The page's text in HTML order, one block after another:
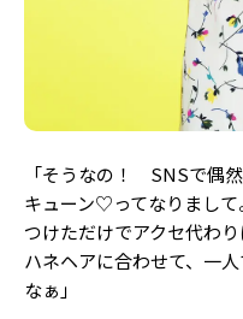
「そうなの！ SNSで偶
キューン♡ってなりまし
つけただけでアクセ代わ
ハネヘアに合わせて、一
なぁ」